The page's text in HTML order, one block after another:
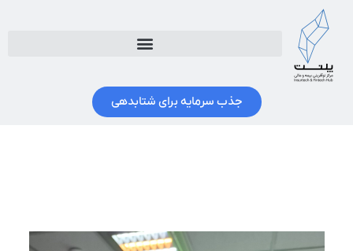
جذب سرمایه برای شتابدهی